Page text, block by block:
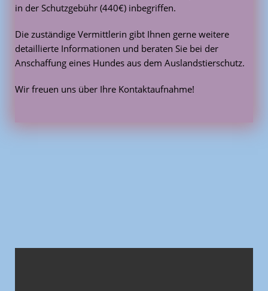
in der Schutzgebühr (440€) inbegriffen.
Die zuständige Vermittlerin gibt Ihnen gerne weitere
detaillierte Informationen und beraten Sie bei der
Anschaffung eines Hundes aus dem Auslandstierschutz.
Wir freuen uns über Ihre Kontaktaufnahme!